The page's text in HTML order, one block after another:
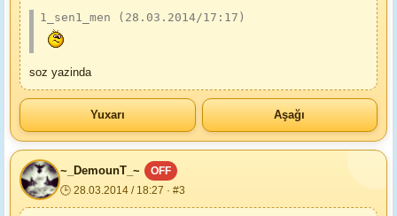
1_sen1_men (28.03.2014/17:17)
soz yazinda
Yuxarı Aşağı
~_DemounT_~
OFF
🕒 28.03.2014 / 18:27 · #3